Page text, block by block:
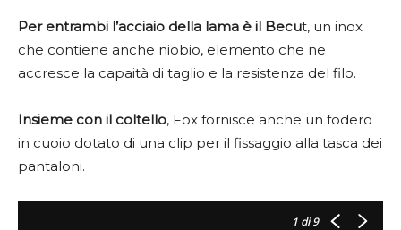
Per entrambi l’acciaio della lama è il Becut, un inox
che contiene anche niobio, elemento che ne
accresce la capaità di taglio e la resistenza del filo.
Insieme con il coltello, Fox fornisce anche un fodero
in cuoio dotato di una clip per il fissaggio alla tasca dei
pantaloni.
1 di 9